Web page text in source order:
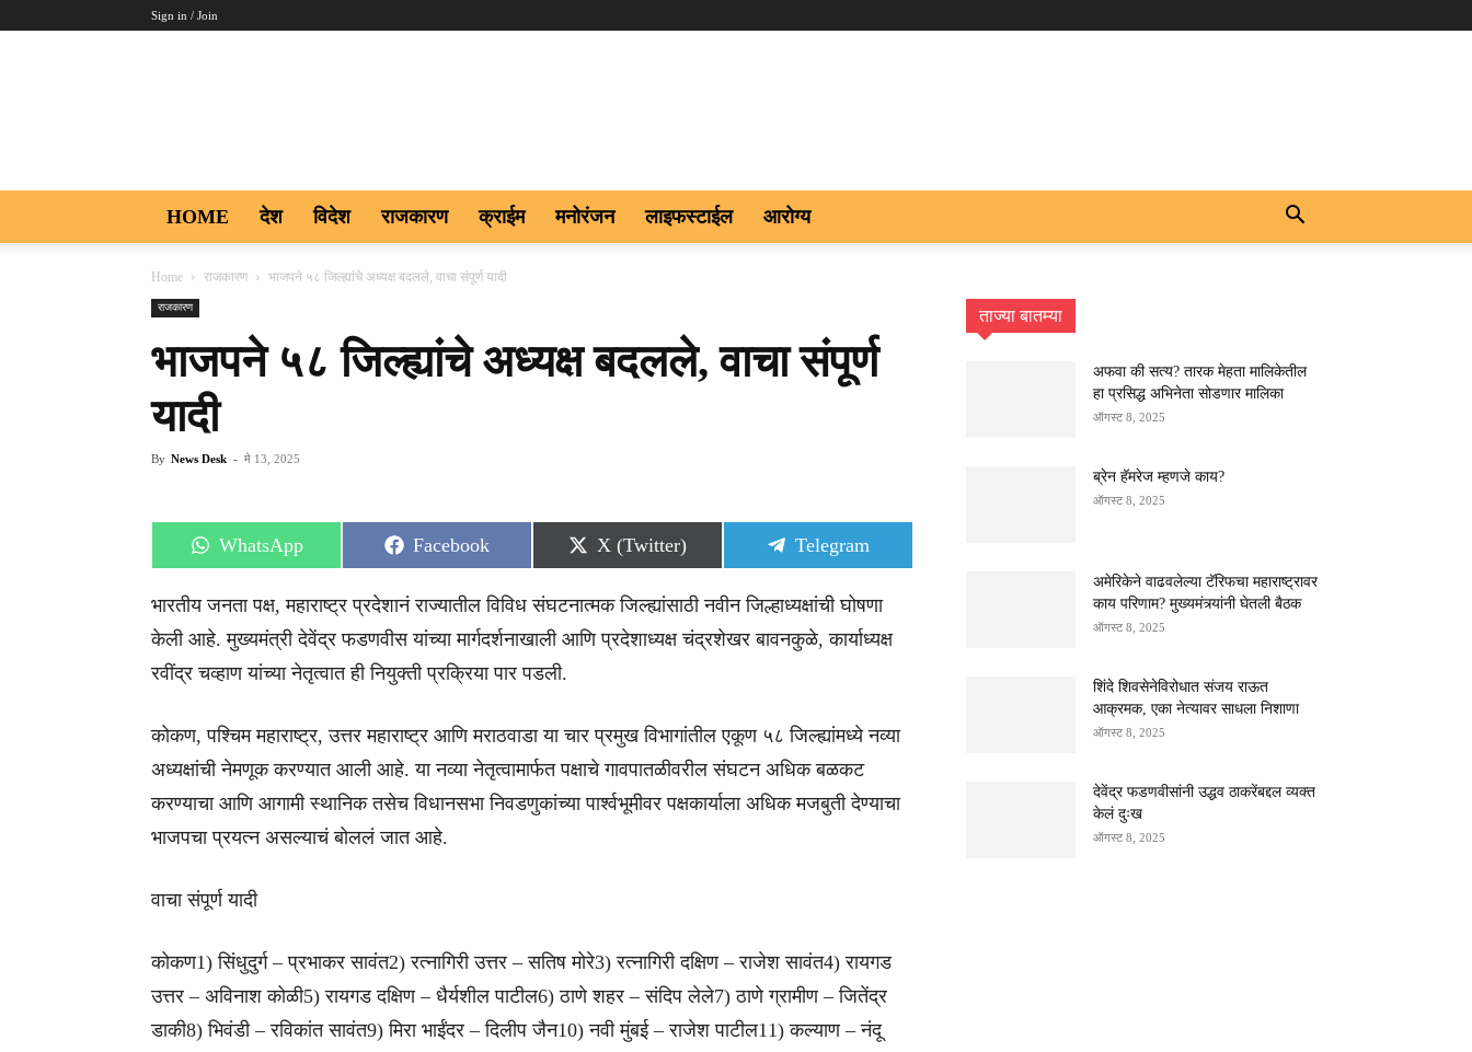
Sign in / Join
HOME देश विदेश राजकारण क्राईम मनोरंजन लाइफस्टाईल आरोग्य
Home राजकारण भाजपने ५८ जिल्ह्यांचे अध्यक्ष बदलले, वाचा संपूर्ण यादी
राजकारण
भाजपने ५८ जिल्ह्यांचे अध्यक्ष बदलले, वाचा संपूर्ण
यादी
By News Desk - मे 13, 2025
Share
on
WhatsApp
Share
on
Facebook
Share
on
X (Twitter)
Share
on
Telegram
भारतीय जनता पक्ष, महाराष्ट्र प्रदेशानं राज्यातील विविध संघटनात्मक जिल्ह्यांसाठी नवीन जिल्हाध्यक्षांची घोषणा
केली आहे. मुख्यमंत्री देवेंद्र फडणवीस यांच्या मार्गदर्शनाखाली आणि प्रदेशाध्यक्ष चंद्रशेखर बावनकुळे, कार्याध्यक्ष
रवींद्र चव्हाण यांच्या नेतृत्वात ही नियुक्ती प्रक्रिया पार पडली.
कोकण, पश्चिम महाराष्ट्र, उत्तर महाराष्ट्र आणि मराठवाडा या चार प्रमुख विभागांतील एकूण ५८ जिल्ह्यांमध्ये नव्या
अध्यक्षांची नेमणूक करण्यात आली आहे. या नव्या नेतृत्वामार्फत पक्षाचे गावपातळीवरील संघटन अधिक बळकट
करण्याचा आणि आगामी स्थानिक तसेच विधानसभा निवडणुकांच्या पार्श्वभूमीवर पक्षकार्याला अधिक मजबुती देण्याचा
भाजपचा प्रयत्न असल्याचं बोललं जात आहे.
वाचा संपूर्ण यादी
कोकण1) सिंधुदुर्ग – प्रभाकर सावंत2) रत्नागिरी उत्तर – सतिष मोरे3) रत्नागिरी दक्षिण – राजेश सावंत4) रायगड
उत्तर – अविनाश कोळी5) रायगड दक्षिण – धैर्यशील पाटील6) ठाणे शहर – संदिप लेले7) ठाणे ग्रामीण – जितेंद्र
डाकी8) भिवंडी – रविकांत सावंत9) मिरा भाईंदर – दिलीप जैन10) नवी मुंबई – राजेश पाटील11) कल्याण – नंदू
ताज्या बातम्या
अफवा की सत्य? तारक मेहता मालिकेतील
हा प्रसिद्ध अभिनेता सोडणार मालिका
ऑगस्ट 8, 2025
ब्रेन हॅमरेज म्हणजे काय?
ऑगस्ट 8, 2025
अमेरिकेने वाढवलेल्या टॅरिफचा महाराष्ट्रावर
काय परिणाम? मुख्यमंत्र्यांनी घेतली बैठक
ऑगस्ट 8, 2025
शिंदे शिवसेनेविरोधात संजय राऊत
आक्रमक, एका नेत्यावर साधला निशाणा
ऑगस्ट 8, 2025
देवेंद्र फडणवीसांनी उद्धव ठाकरेंबद्दल व्यक्त
केलं दुःख
ऑगस्ट 8, 2025